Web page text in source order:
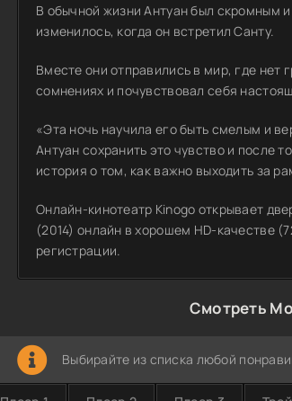
В обычной жизни Антуан был скромным
изменилось, когда он встретил Санту.
Вместе они отправились в мир, где нет
сомнениях и почувствовал себя
«Эта ночь научила его быть смелым и
Антуан сохранить это чувство и после
история о том, как важно выходить за
Онлайн-кинотеатр Kinogo открывает
(2014) онлайн в хорошем HD-качестве
регистрации.
Смотреть
Выбирайте из списка любой